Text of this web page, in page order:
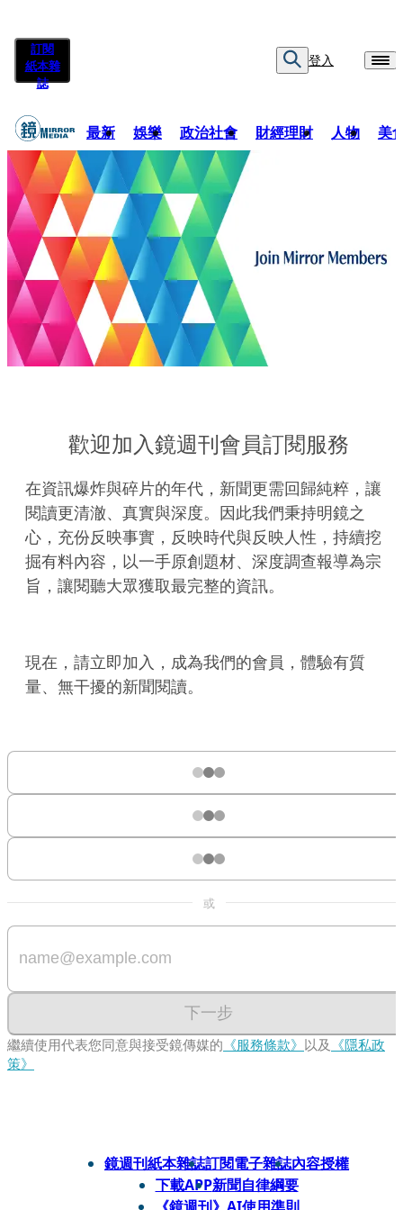
訂閱
紙本雜
誌
登入
最新 娛樂 政治社會 財經理財 人物 美
歡迎加入鏡週刊會員訂閱服務
在資訊爆炸與碎片的年代，新聞更需回歸純粹，讓
閱讀更清澈、真實與深度。因此我們秉持明鏡之
心，充份反映事實，反映時代與反映人性，持續挖
掘有料內容，以一手原創題材、深度調查報導為宗
旨，讓閱聽大眾獲取最完整的資訊。
現在，請立即加入，成為我們的會員，體驗有質
量、無干擾的新聞閱讀。
或
下一步
繼續使用代表您同意與接受鏡傳媒的 《服務條款》 以及 《隱私政
策》
鏡週刊紙本雜誌訂閱電子雜誌內容授權
下載APP新聞自律綱要